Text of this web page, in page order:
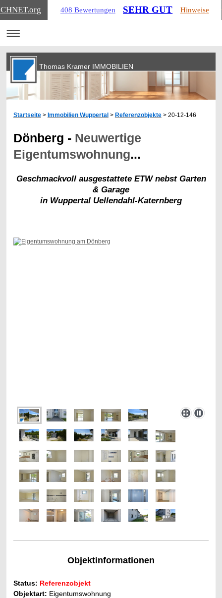
.org 408 Bewertungen SEHR GUT Hinweise
Thomas Kramer IMMOBILIEN
Startseite> Immobilien Wuppertal > Referenzobjekte > 20-12-146
Dönberg - Neuwertige
Eigentumswohnung...
Geschmackvoll ausgestattete ETW nebst Garten
& Garage
in Wuppertal Uellendahl-Katernberg
Objektinformationen
Status: Referenzobjekt
Objektart: Eigentumswohnung